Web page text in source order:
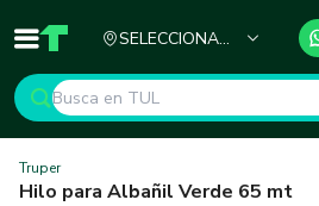
Inicio TUL - Tu Marketplace de
SELECCIONA
Truper
Hilo para Albañil Verde 65 mt